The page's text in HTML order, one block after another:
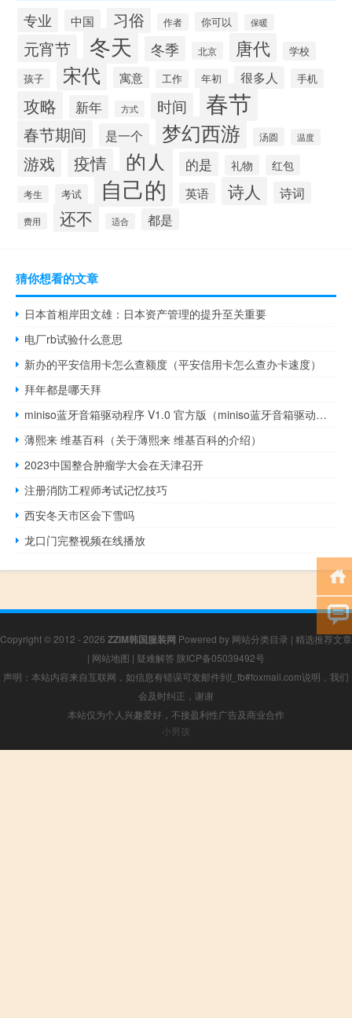
专业 中国 习俗 作者 你可以 保暖
元宵节 冬天 冬季 北京 唐代 学校
孩子 宋代 寓意 工作 年初 很多人 手机
攻略 新年 方式 时间 春节
春节期间 是一个 梦幻西游 汤圆 温度
游戏 疫情 的人 的是 礼物 红包
考生 考试 自己的 英语 诗人 诗词
费用 还不 适合 都是
猜你想看的文章
日本首相岸田文雄：日本资产管理的提升至关重要
电厂rb试验什么意思
新办的平安信用卡怎么查额度（平安信用卡怎么查办卡速度）
拜年都是哪天拜
miniso蓝牙音箱驱动程序 V1.0 官方版（miniso蓝牙音箱驱动程序 V1.0 官方版功能简介）
薄熙来 维基百科（关于薄熙来 维基百科的介绍）
2023中国整合肿瘤学大会在天津召开
注册消防工程师考试记忆技巧
西安冬天市区会下雪吗
龙口门完整视频在线播放
Copyright © 2012 - 2026 ZZIM韩国服装网 Powered by 网站分类目录 | 精选推荐文章
| 网站地图 | 疑难解答 陕ICP备05039492号
声明：本站内容来自互联网，如信息有错误可发邮件到f_fb#foxmail.com说明，我们
会及时纠正，谢谢
本站仅为个人兴趣爱好，不接盈利性广告及商业合作
小男孩